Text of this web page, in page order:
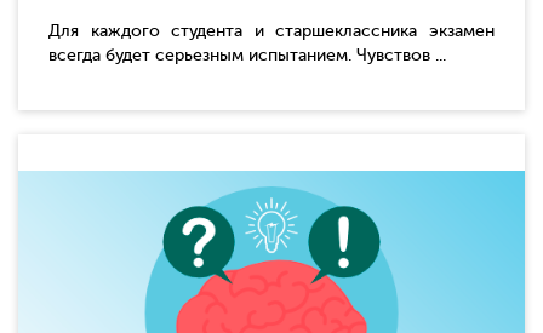
Для каждого студента и старшеклассника экзамен
всегда будет серьезным испытанием. Чувствов ...